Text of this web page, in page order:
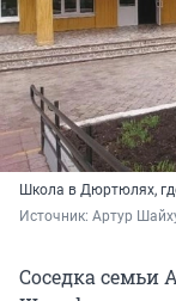
Школа в Дюртюлях,
Источник: Артур
Соседка семьи